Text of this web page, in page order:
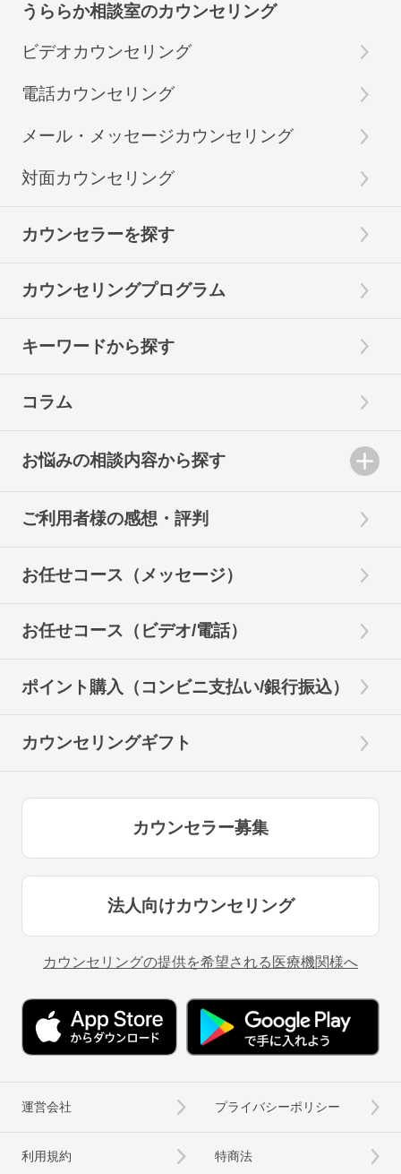
うららか相談室のカウンセリング
ビデオカウンセリング
電話カウンセリング
メール・メッセージカウンセリング
対面カウンセリング
カウンセラーを探す
カウンセリングプログラム
キーワードから探す
コラム
お悩みの相談内容から探す
ご利用者様の感想・評判
お任せコース（メッセージ）
お任せコース（ビデオ/電話）
ポイント購入（コンビニ支払い/銀行振込）
カウンセリングギフト
カウンセラー募集
法人向けカウンセリング
カウンセリングの提供を希望される医療機関様へ
運営会社 プライバシーポリシー
利用規約 特商法